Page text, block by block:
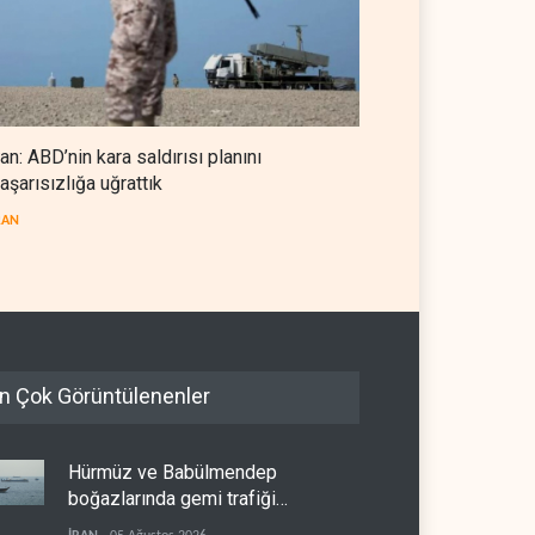
ABD’nin kara saldırısı planını
uğrattık
Çok Görüntülenenler
Hürmüz ve Babülmendep
boğazlarında gemi trafiği
durağan seyrini koruyor